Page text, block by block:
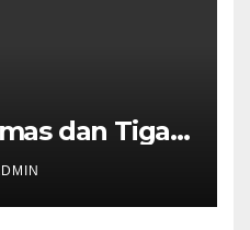
dan Tiga
Ungaran
Warga
Ronda